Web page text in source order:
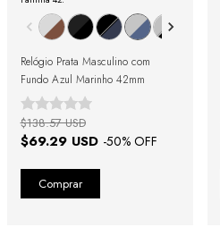
Relógio Prata Masculino com
Fundo Azul Marinho 42mm
$69.29 USD -50% OFF
$138.57 USD